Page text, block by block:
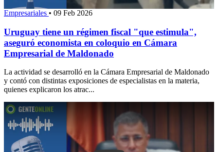
Empresariales • 09 Feb 2026
Uruguay tiene un régimen fiscal "que estimula",
aseguró economista en coloquio en Cámara
Empresarial de Maldonado
La actividad se desarrolló en la Cámara Empresarial de Maldonado
y contó con distintas exposiciones de especialistas en la materia,
quienes explicaron los atrac...